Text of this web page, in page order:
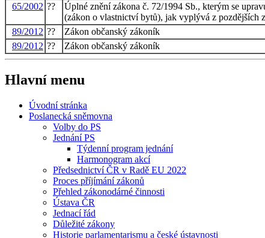
65/2002 ??
Úplné znění zákona č. 72/1994 Sb., kterým se
(zákon o vlastnictví bytů), jak vyplývá z pozdějších
89/2012 ??
Zákon občanský zákoník
89/2012 ?? Zákon občanský zákoník
Hlavní menu
Úvodní stránka
Poslanecká sněmovna
Volby do PS
Jednání PS
Týdenní program jednání
Harmonogram akcí
Předsednictví ČR v Radě EU 2022
Proces příjímání zákonů
Přehled zákonodárné činnosti
Ústava ČR
Jednací řád
Důležité zákony
Historie parlamentarismu a české ústavnosti